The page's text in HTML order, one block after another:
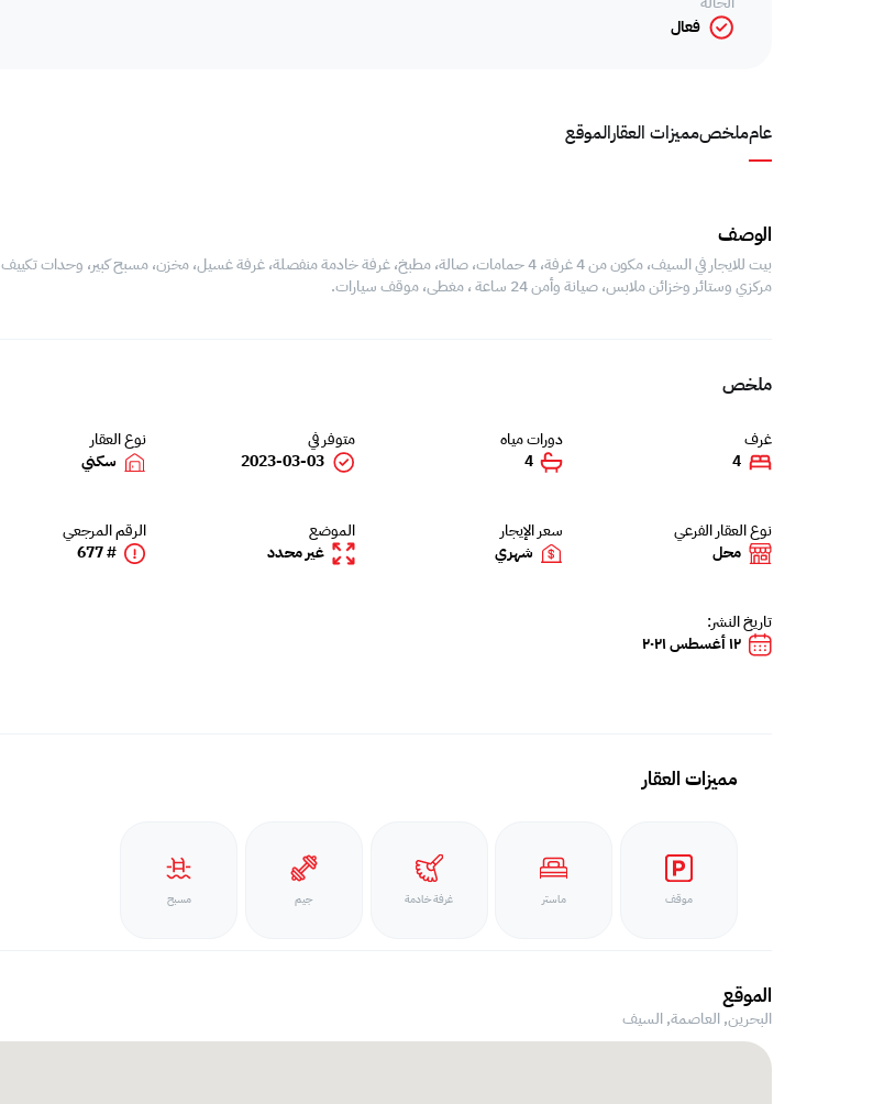
عامملخصمميزات العقارالموقع
فعال
الوصف
بيت للايجار في السيف، مكون من 4 غرفة، 4 حمامات، صالة، مطبخ، غرفة خادمة منفصلة، غرفة غسيل، مخزن، مسبح كبير، وحدات تكييف
مركزي وستائر وخزائن ملابس، صيانة وأمن 24 ساعة ، مغطى، موقف سيارات.
ملخص
غرف
4
دورات مياه
4
متوفر في
2023-03-03
نوع العقار
سكني
نوع العقار الفرعي
محل
سعر الإيجار
شهري
الموضع
غير محدد
الرقم المرجعي
# 677
تاريخ النشر:
١٢ أغسطس ٢٠٢١
مميزات العقار
موقف ماستر غرفة خادمة جيم مسبح
الموقع
البحرين, العاصمة,السيف